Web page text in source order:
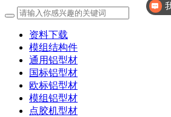
资料下载
模组结构件
通用铝型材
国标铝型材
欧标铝型材
模组铝型材
点胶机型材